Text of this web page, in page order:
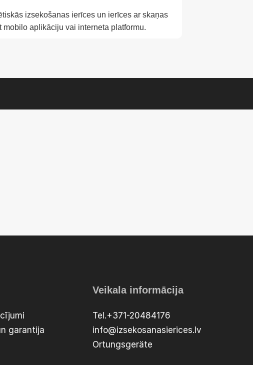
izsekošanas ierīces un ierīces ar skaņas
aplikāciju vai interneta platformu.
garantija
Veikala informācija
Tel.+371-20484176
info@izsekosanasierices.lv
Ortungsgeräte